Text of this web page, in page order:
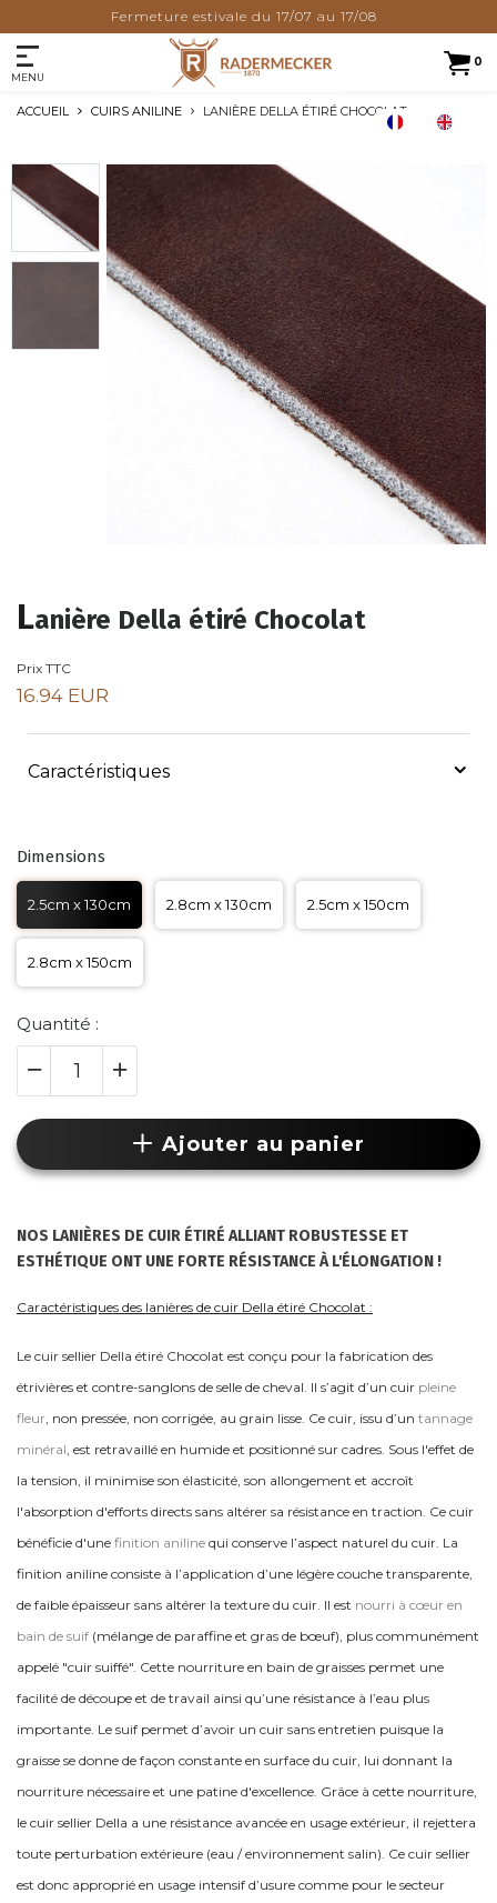
Fermeture estivale du 17/07 au 17/08
0
MENU
ACCUEIL CUIRS ANILINE LANIÈRE DELLA ÉTIRÉ CHOCOLAT
Lanière Della étiré Chocolat
Prix TTC
16.94 EUR
Caractéristiques
Dimensions
2.5cm x 130cm 2.8cm x 130cm 2.5cm x 150cm
2.8cm x 150cm
Quantité :
Ajouter au panier
NOS LANIÈRES DE CUIR ÉTIRÉ ALLIANT ROBUSTESSE ET
ESTHÉTIQUE ONT UNE FORTE RÉSISTANCE À L'ÉLONGATION !
Caractéristiques des lanières de cuir Della étiré Chocolat :
Le cuir sellier Della étiré Chocolat est conçu pour la fabrication des
étrivières et contre-sanglons de selle de cheval. Il s’agit d’un cuir pleine
fleur, non pressée, non corrigée, au grain lisse. Ce cuir, issu d’un tannage
minéral, est retravaillé en humide et positionné sur cadres. Sous l'effet de
la tension, il minimise son élasticité, son allongement et accroît
l'absorption d'efforts directs sans altérer sa résistance en traction. Ce cuir
bénéficie d'une finition aniline qui conserve l’aspect naturel du cuir. La
finition aniline consiste à l’application d’une légère couche transparente,
de faible épaisseur sans altérer la texture du cuir. Il est nourri à cœur en
bain de suif (mélange de paraffine et gras de bœuf), plus communément
appelé "cuir suiffé". Cette nourriture en bain de graisses permet une
facilité de découpe et de travail ainsi qu’une résistance à l’eau plus
importante. Le suif permet d’avoir un cuir sans entretien puisque la
graisse se donne de façon constante en surface du cuir, lui donnant la
nourriture nécessaire et une patine d'excellence. Grâce à cette nourriture,
le cuir sellier Della a une résistance avancée en usage extérieur, il rejettera
toute perturbation extérieure (eau / environnement salin). Ce cuir sellier
est donc approprié en usage intensif d’usure comme pour le secteur